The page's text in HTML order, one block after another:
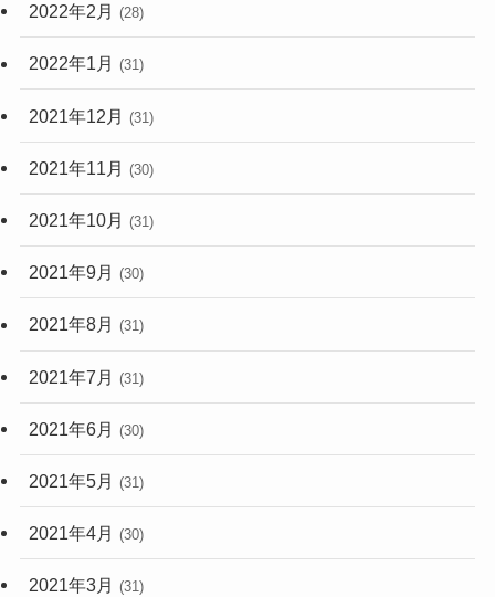
2022年2月 (28)
2022年1月 (31)
2021年12月 (31)
2021年11月 (30)
2021年10月 (31)
2021年9月 (30)
2021年8月 (31)
2021年7月 (31)
2021年6月 (30)
2021年5月 (31)
2021年4月 (30)
2021年3月 (31)